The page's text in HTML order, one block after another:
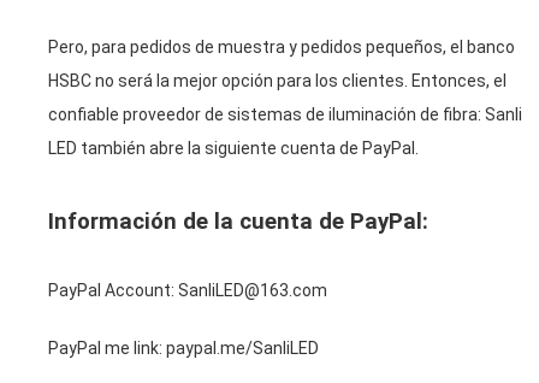
Pero, para pedidos de muestra y pedidos pequeños, el banco
HSBC no será la mejor opción para los clientes. Entonces, el
confiable proveedor de sistemas de iluminación de fibra: Sanli
LED también abre la siguiente cuenta de PayPal.
Información de la cuenta de PayPal:
PayPal Account: SanliLED@163.com
PayPal me link: paypal.me/SanliLED